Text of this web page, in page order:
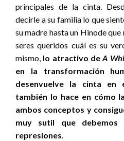
principales de la cinta.
decirle a su familia lo que
su madre hasta un Hinode que
seres queridos cuál es su
mismo, lo atractivo deA
en la transformación
desenvuelve la cinta en
también lo hace en cómo
ambos conceptos y
muy sutil que
represiones.